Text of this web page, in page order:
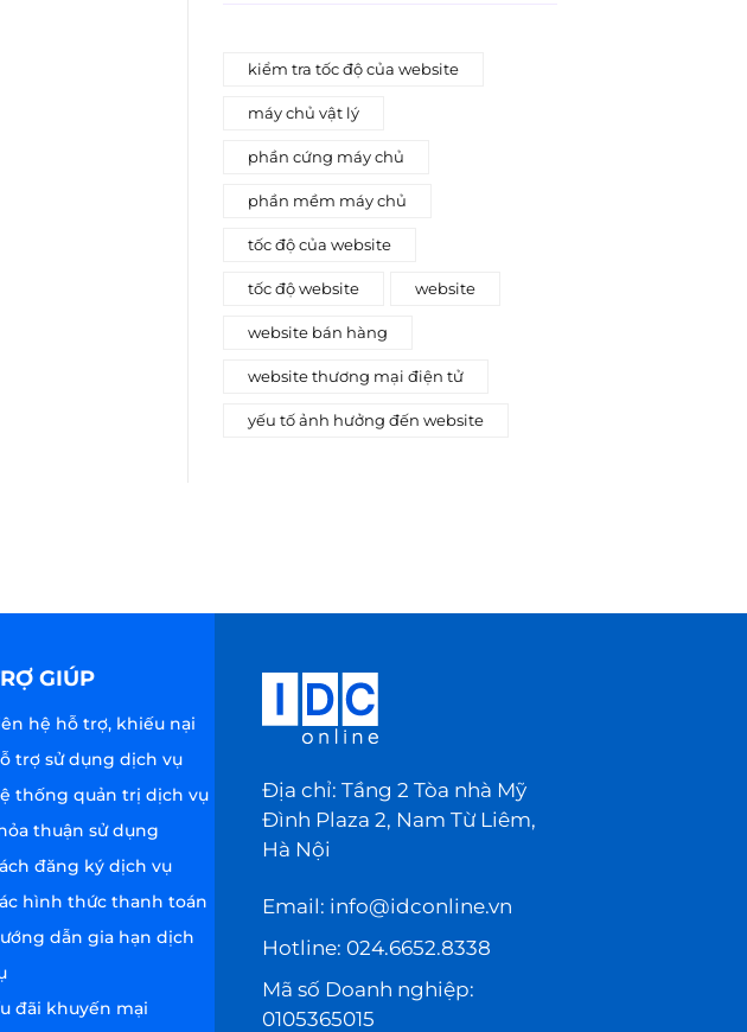
kiểm tra tốc độ của website
máy chủ vật lý
phần cứng máy chủ
phần mềm máy chủ
tốc độ của website
tốc độ website website
website bán hàng
website thương mại điện tử
yếu tố ảnh hưởng đến website
GIÚP
hệ hỗ trợ, khiếu nại
trợ sử dụng dịch vụ
thống quản trị dịch vụ
thuận sử dụng
đăng ký dịch vụ
hình thức thanh toán
dẫn gia hạn dịch
đãi khuyến mại
Địa chỉ: Tầng 2 Tòa nhà Mỹ
Đình Plaza 2, Nam Từ Liêm,
Hà Nội
Email: info@idconline.vn
Hotline: 024.6652.8338
Mã số Doanh nghiệp:
0105365015